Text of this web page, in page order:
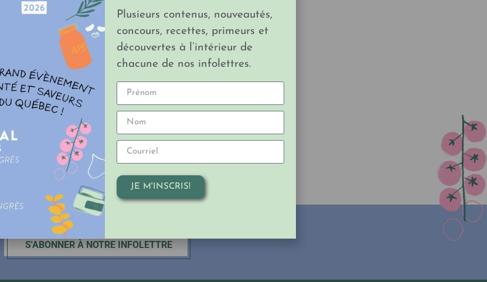
S'ABONNER À NOTRE INFOLETTRE
Plusieurs contenus, nouveautés,
concours, recettes, primeurs et
découvertes à l’intérieur de
chacune de nos infolettres.
JE M'INSCRIS!